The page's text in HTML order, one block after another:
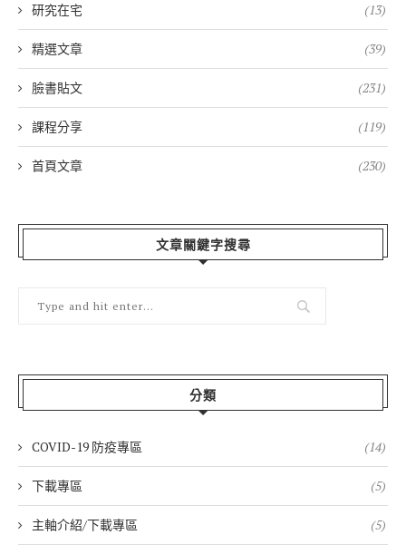
研究在宅 (13)
精選文章 (39)
臉書貼文 (231)
課程分享 (119)
首頁文章 (230)
文章關鍵字搜尋
分類
COVID-19 防疫專區 (14)
下載專區 (5)
主軸介紹/下載專區 (5)